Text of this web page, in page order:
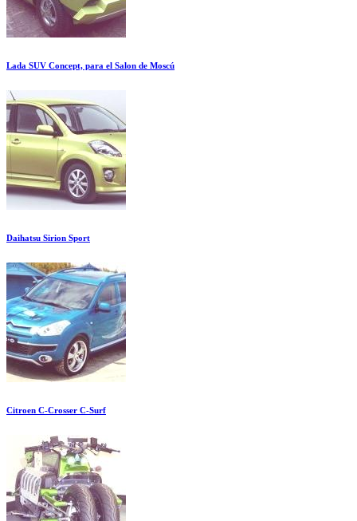
Lada SUV Concept, para el Salon de Moscú
Daihatsu Sirion Sport
Citroen C-Crosser C-Surf